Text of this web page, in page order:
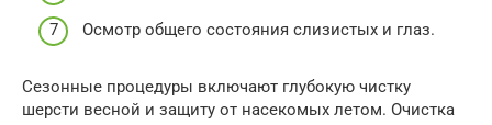
Осмотр общего состояния слизистых и глаз.
Сезонные процедуры включают глубокую чистку
шерсти весной и защиту от насекомых летом. Очистка